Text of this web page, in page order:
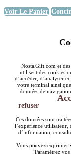
Voir Le Panier
NostalGift.com et des
utilisent des cookies
d’accéder, d’analyser
votre terminal ainsi que
données de
refuser
Ces données sont
l’expérience utilisateur,
d’information,
Vous pouvez exprimer
"Paramétrez